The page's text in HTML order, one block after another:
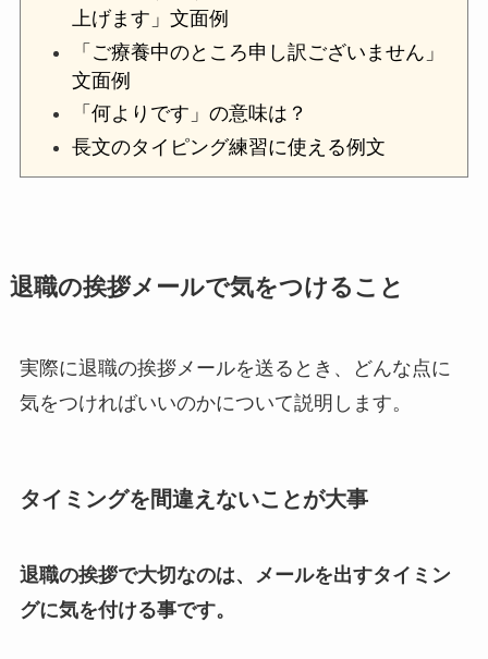
上げます」文面例
「ご療養中のところ申し訳ございません」
文面例
「何よりです」の意味は？
長文のタイピング練習に使える例文
退職の挨拶メールで気をつけること
実際に退職の挨拶メールを送るとき、どんな点に
気をつければいいのかについて説明します。
タイミングを間違えないことが大事
退職の挨拶で大切なのは、メールを出すタイミン
グに気を付ける事です。